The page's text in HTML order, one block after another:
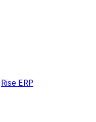
Rise ERP